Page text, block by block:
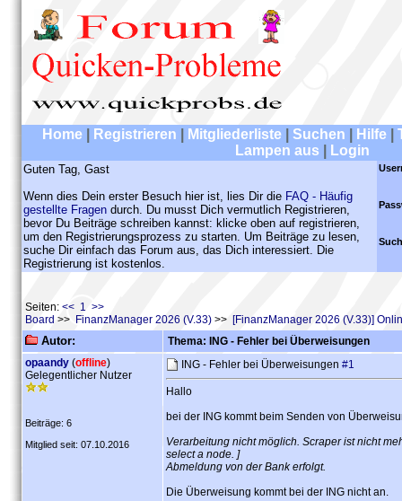
Home Registrieren Mitgliederliste Suchen Hilfe
Lampen aus
Login
Guten Tag, Gast
Wenn dies Dein erster Besuch hier ist, lies Dir die FAQ - Häufig
gestellte Fragen durch. Du musst Dich vermutlich Registrieren,
bevor Du Beiträge schreiben kannst: klicke oben auf registrieren,
um den Registrierungsprozess zu starten. Um Beiträge zu lesen,
suche Dir einfach das Forum aus, das Dich interessiert. Die
Registrierung ist kostenlos.
Seiten: << 1 >>
Board >> FinanzManager 2026 (V.33) >> [FinanzManager 2026 (V.33)]
Autor:
Thema: ING - Fehler bei Überweisungen
opaandy (offline)
Gelegentlicher Nutzer
Beiträge: 6
Mitglied seit: 07.10.2016
ING - Fehler bei Überweisungen #1
Hallo
bei der ING kommt beim Senden von
Verarbeitung nicht möglich. Scraper ist nicht
select a node. ]
Abmeldung von der Bank erfolgt.
Die Überweisung kommt bei der ING nicht an.